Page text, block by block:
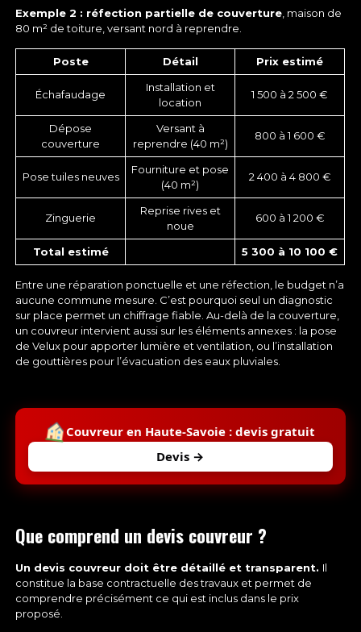
Exemple 2 : réfection partielle de couverture , maison de
80 m² de toiture, versant nord à reprendre.
Poste Détail Prix estimé
Échafaudage
Installation et
location
1 500 à 2 500 €
Dépose
couverture
Versant à
reprendre (40 m²)
800 à 1 600 €
Pose tuiles neuves
Fourniture et pose
(40 m²)
2 400 à 4 800 €
Zinguerie
Reprise rives et
noue
600 à 1 200 €
Total estimé 5 300 à 10 100 €
Entre une réparation ponctuelle et une réfection, le budget n’a
aucune commune mesure. C’est pourquoi seul un diagnostic
sur place permet un chiffrage fiable. Au-delà de la couverture,
un couvreur intervient aussi sur les éléments annexes : la pose
de Velux pour apporter lumière et ventilation, ou l’installation
de gouttières pour l’évacuation des eaux pluviales.
Couvreur en Haute-Savoie : devis gratuit
Devis →
Que comprend un devis couvreur ?
Un devis couvreur doit être détaillé et transparent. Il
constitue la base contractuelle des travaux et permet de
comprendre précisément ce qui est inclus dans le prix
proposé.